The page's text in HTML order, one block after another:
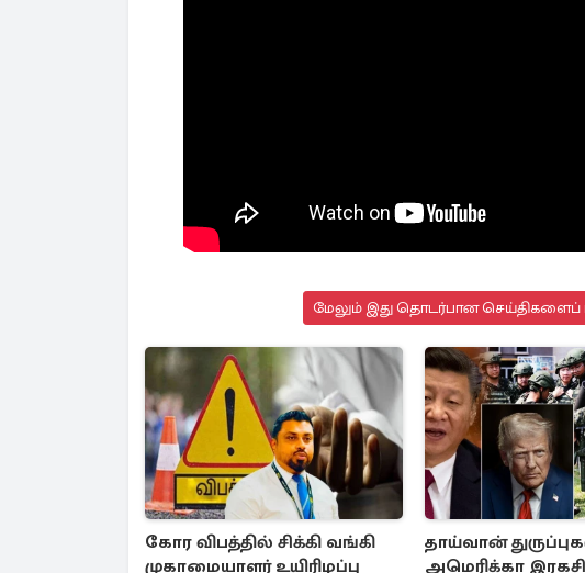
உலகிலுள்ள பல தேசங்களைக் கையகப்படுத்தும்
அந்த ஆபத்துப் பற்றி ஆராய்கின்றது இந்த
மேலும் இது தொடர்பான செய்திகளைப்
கோர விபத்தில் சிக்கி வங்கி
முகாமையாளர் உயிரிழப்பு
தாய்வான்
அமெரிக்கா